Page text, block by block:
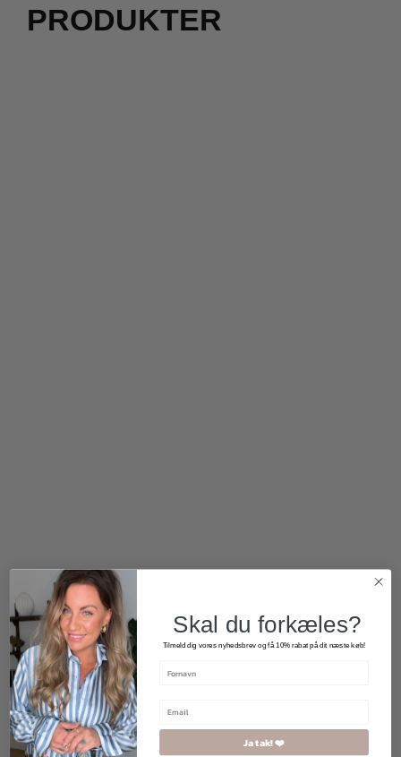
PRODUKTER
299,00kr.
Skal du forkæles?
Tilmeld dig vores nyhedsbrev og få 10% rabat på dit næste køb!
Ja tak! ❤️